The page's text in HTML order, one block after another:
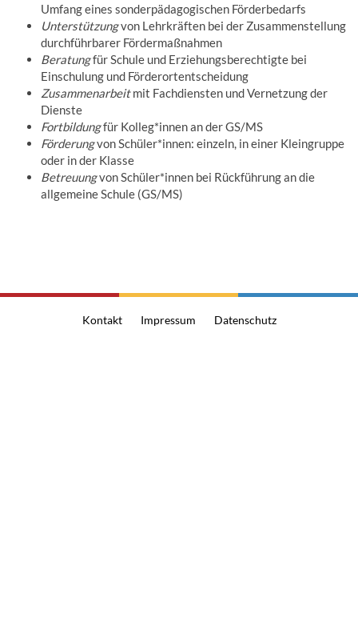
Umfang eines sonderpädagogischen Förderbedarfs
Unterstützungvon Lehrkräften bei der Zusammenstellung
durchführbarer Fördermaßnahmen
Beratungfür Schule und Erziehungsberechtigte bei
Einschulung und Förderortentscheidung
Zusammenarbeitmit Fachdiensten und Vernetzung der
Dienste
Fortbildungfür Kolleg*innen an der GS/MS
Förderungvon Schüler*innen: einzeln, in einer Kleingruppe
oder in der Klasse
Betreuungvon Schüler*innen bei Rückführung an die
allgemeine Schule (GS/MS)
Kontakt Impressum Datenschutz